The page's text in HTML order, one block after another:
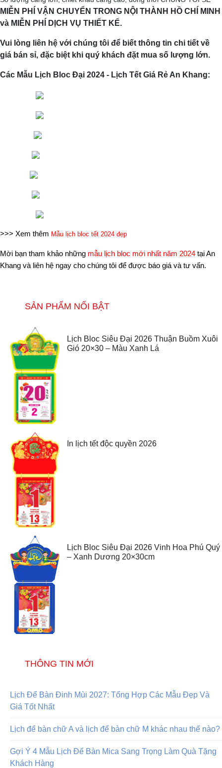
MIỄN PHÍ VẬN CHUYỂN TRONG NỘI THÀNH HỒ CHÍ MINH
và MIỄN PHÍ DỊCH VỤ THIẾT KẾ.
Vui lòng liên hệ với chúng tôi để biết thông tin chi tiết về
giá bán sỉ, đặc biệt khi quý khách đặt mua số lượng lớn.
Các Mẫu Lịch Bloc Đại 2024 - Lịch Tết Giá Rẻ An Khang:
>>> Xem thêm Mẫu lịch bloc tết 2024 đẹp
Mời bạn tham khảo những mẫu lịch bloc mới nhất năm 2024 tại An
Khang và liên hệ ngay cho chúng tôi để được báo giá và tư vấn.
SẢN PHẨM NỔI BẬT
Lịch Bloc Siêu Đại 2026 Thuận Buồm Xuôi
Gió 20×30 – Màu Xanh Lá
In lịch tết độc quyền 2026
Lịch Bloc Siêu Đại 2026 Vinh Hoa Phú Quý
– Xanh Dương 20×30cm
THÔNG TIN MỚI
Lịch Để Bàn Đinh Mùi 2027: Tổng Hợp Các Mẫu Đẹp Và
Giá Tốt Nhất
Lịch để bàn chữ A và lịch để bàn chữ M khác nhau thế nào?
Gợi Ý 4 Mẫu Lịch Để Bàn Mica Sang Trọng Làm Quà Tặng
Khách Hàng